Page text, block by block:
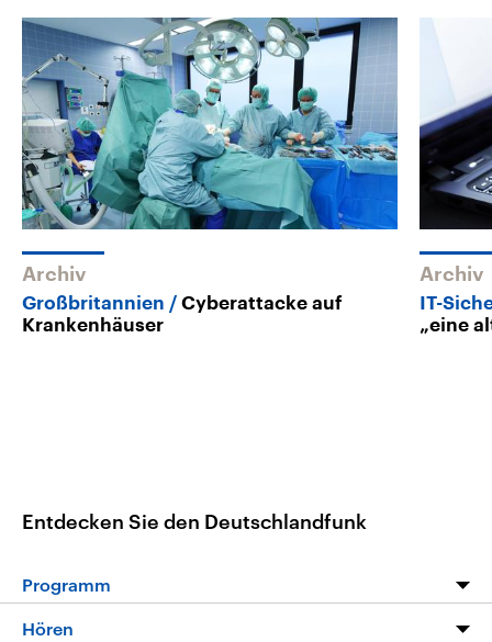
Archiv
Großbritannien
Cyberattacke auf
Krankenhäuser
Archiv
IT-
„eine
Entdecken Sie den Deutschlandfunk
Programm
Programm
Hören